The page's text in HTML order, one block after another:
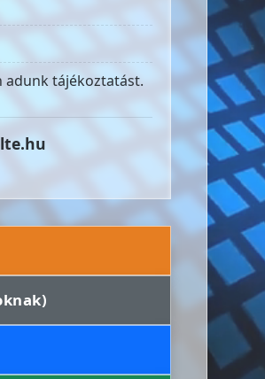
tájékoztatást.